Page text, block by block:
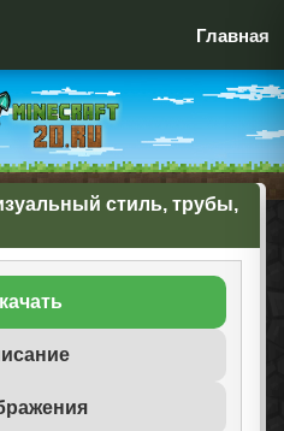
Главная
стиль, трубы,